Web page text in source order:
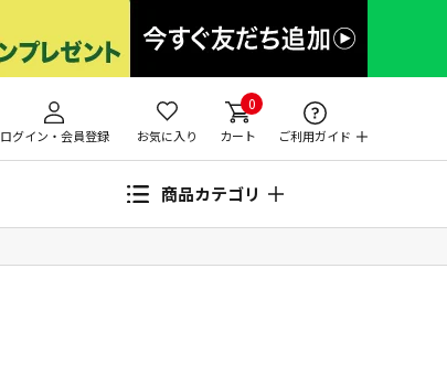
ログイン・会員登録 お気に入り
0
カート ご利用ガイド
商品カテゴリ